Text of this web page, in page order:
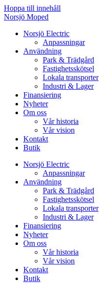
Hoppa till innehåll
Norsjö Moped
Norsjö Electric
Anpassningar
Användning
Park & Trädgård
Fastighetsskötsel
Lokala transporter
Industri & Lager
Finansiering
Nyheter
Om oss
Vår historia
Vår vision
Kontakt
Butik
Norsjö Electric
Anpassningar
Användning
Park & Trädgård
Fastighetsskötsel
Lokala transporter
Industri & Lager
Finansiering
Nyheter
Om oss
Vår historia
Vår vision
Kontakt
Butik